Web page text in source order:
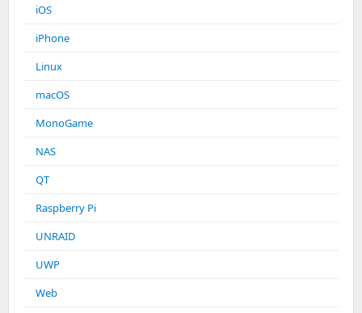
iOS
iPhone
Linux
macOS
MonoGame
NAS
QT
Raspberry Pi
UNRAID
UWP
Web